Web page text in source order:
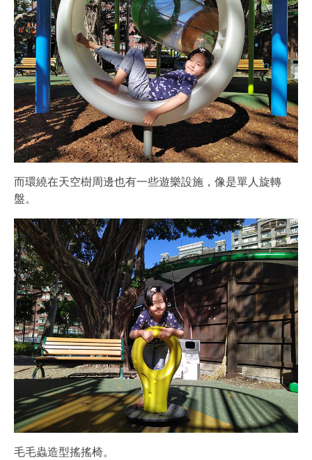
而環繞在天空樹周邊也有一些遊樂設施，像是單人旋轉
盤。
毛毛蟲造型搖搖椅。